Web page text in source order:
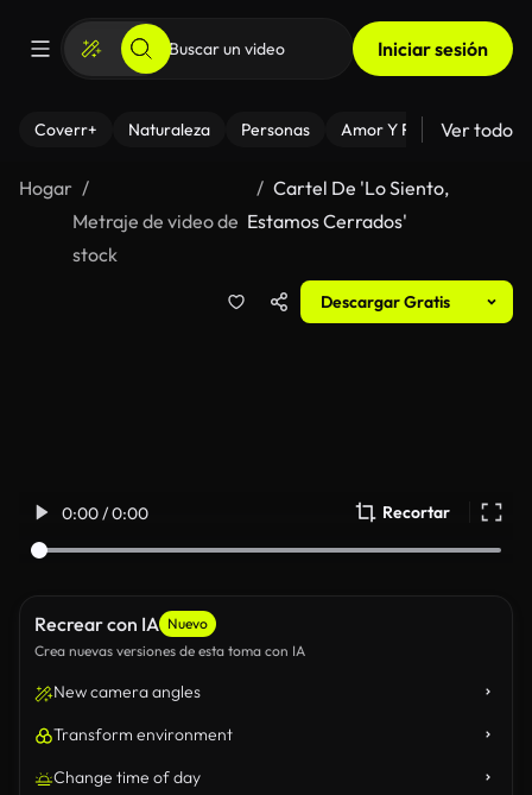
Iniciar sesión
Coverr+ Naturaleza Personas Amor Y Relaciones
Ver todo
Hogar
Metraje de video de
stock
Cartel De 'Lo Siento,
Estamos Cerrados'
Descargar Gratis
0:00 / 0:00 Recortar
Recrear con IA Nuevo
Crea nuevas versiones de esta toma con IA
New camera angles
Transform environment
Change time of day